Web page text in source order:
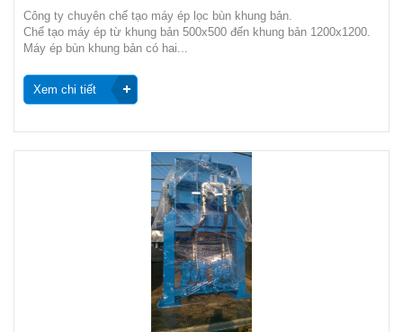
Công ty chuyên chế tạo máy ép lọc bùn khung bản.
Chế tạo máy ép từ khung bản 500x500 đến khung bản 1200x1200.
Máy ép bùn khung bản có hai...
Xem chi tiết